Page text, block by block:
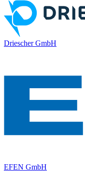
Driescher GmbH
EFEN GmbH